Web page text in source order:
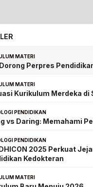
MATERI
Perpres
MATERI
Kurikulum Merdeka di
PENDIDIKAN
vs Daring: Memahami
PENDIDIKAN
2025 Perkuat
Kedokteran
MATERI